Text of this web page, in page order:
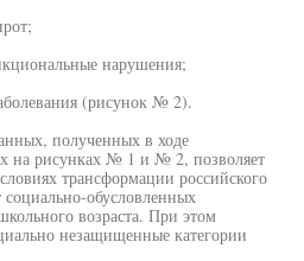
нарушения;
(рисунок № 2).
полученных в ходе
на рисунках № 1 и № 2, позволяет
трансформации российского
обусловленных
возраста. При этом
незащищенные категории